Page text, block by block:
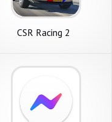
CSR Racing 2